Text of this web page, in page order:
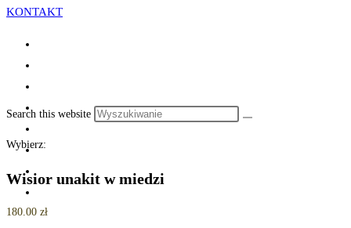
KONTAKT
Search this website
Wybierz:
Wisior unakit w miedzi
180.00 zł